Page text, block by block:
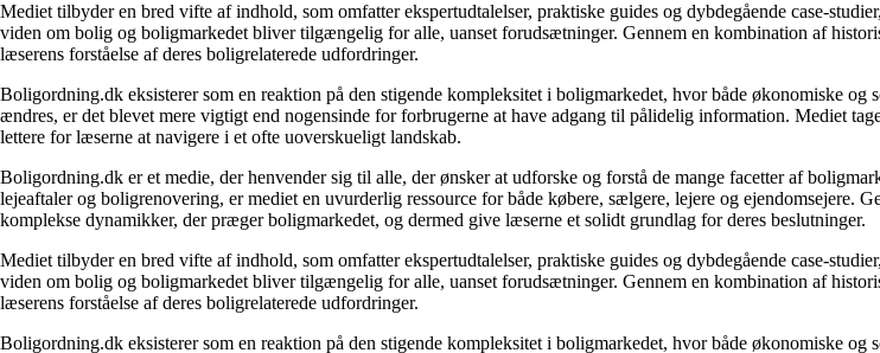
Mediet tilbyder en bred vifte af indhold, som omfatter ekspertudtalelser, praktiske guides og dybdegående case-
viden om bolig og boligmarkedet bliver tilgængelig for alle, uanset forudsætninger. Gennem en kombination af
læserens forståelse af deres boligrelaterede udfordringer.
Boligordning.dk eksisterer som en reaktion på den stigende kompleksitet i boligmarkedet, hvor både økonomiske
ændres, er det blevet mere vigtigt end nogensinde for forbrugerne at have adgang til pålidelig information. Mediet
lettere for læserne at navigere i et ofte uoverskueligt landskab.
Boligordning.dk er et medie, der henvender sig til alle, der ønsker at udforske og forstå de mange facetter af
lejeaftaler og boligrenovering, er mediet en uvurderlig ressource for både købere, sælgere, lejere og
komplekse dynamikker, der præger boligmarkedet, og dermed give læserne et solidt grundlag for deres beslutninger.
Mediet tilbyder en bred vifte af indhold, som omfatter ekspertudtalelser, praktiske guides og dybdegående case-
viden om bolig og boligmarkedet bliver tilgængelig for alle, uanset forudsætninger. Gennem en kombination af
læserens forståelse af deres boligrelaterede udfordringer.
Boligordning.dk eksisterer som en reaktion på den stigende kompleksitet i boligmarkedet, hvor både økonomiske